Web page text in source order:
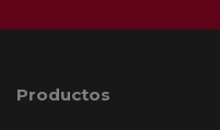
Productos